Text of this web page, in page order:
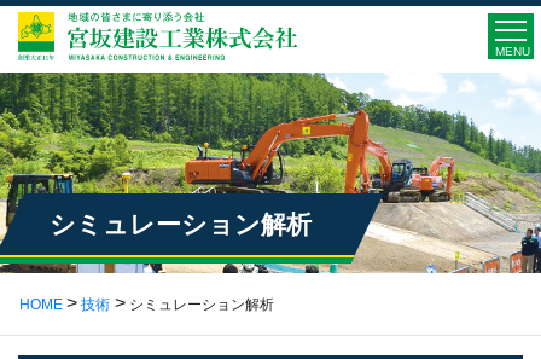
MENU
シミュレーション解析
HOME 技術 シミュレーション解析